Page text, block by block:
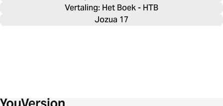
Vertaling: Het Boek - HTB
Jozua 17